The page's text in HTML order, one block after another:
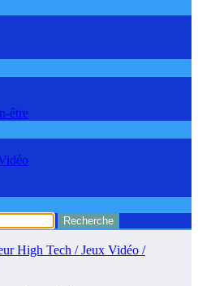
être
High Tech / Jeux Vidéo /